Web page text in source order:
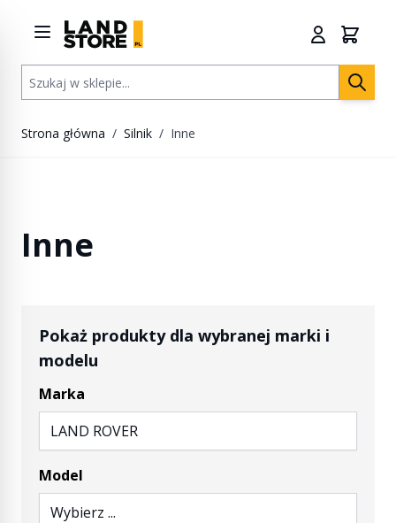
Szukaj w sklepie...
Strona główna / Silnik / Inne
Inne
Pokaż produkty dla wybranej marki i
modelu
Marka
LAND ROVER
Model
Wybierz ...